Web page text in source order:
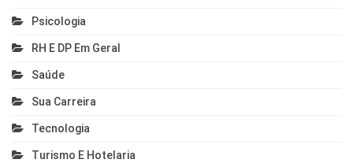
Psicologia
RH E DP Em Geral
Saúde
Sua Carreira
Tecnologia
Turismo E Hotelaria